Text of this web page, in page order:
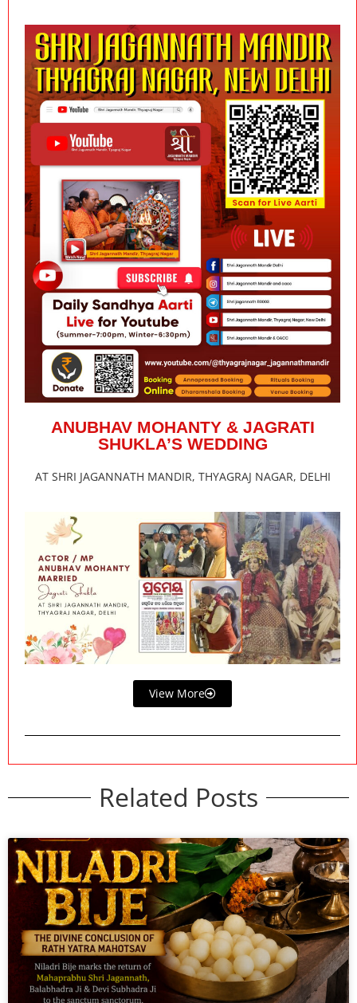
ANUBHAV MOHANTY & JAGRATI
SHUKLA’S WEDDING
AT SHRI JAGANNATH MANDIR, THYAGRAJ NAGAR, DELHI
View More
Related Posts